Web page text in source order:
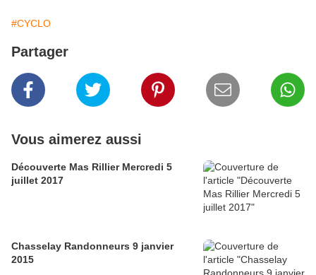
#CYCLO
Partager
Vous aimerez aussi
Découverte Mas Rillier Mercredi 5
juillet 2017
Chasselay Randonneurs 9 janvier
2015